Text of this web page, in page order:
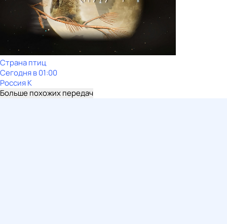
Страна птиц
Сегодня в 01:00
Россия К
Больше похожих передач